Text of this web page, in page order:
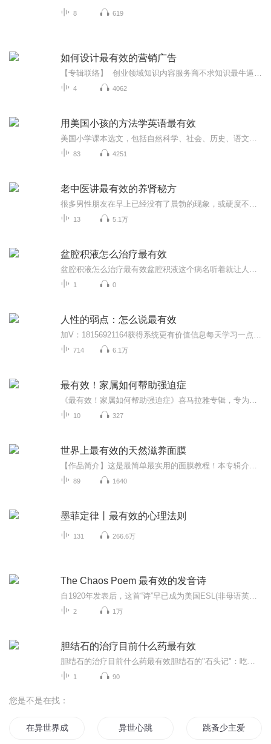
8 619
如何设计最有效的营销广告
4 4062
用美国小孩的方法学英语最有效
83 4251
老中医讲最有效的养肾秘方
13 5.1万
盆腔积液怎么治疗最有效
1 0
人性的弱点：怎么说最有效
714 6.1万
最有效！家属如何帮助强迫症
10 327
世界上最有效的天然滋养面膜
89 1640
墨菲定律丨最有效的心理法则
131 266.6万
The Chaos Poem 最有效的发音诗
2 1万
胆结石的治疗目前什么药最有效
1 90
您是不是在找：
在异世界成为家人的方法异世心跳 跳蚤少主爱上我